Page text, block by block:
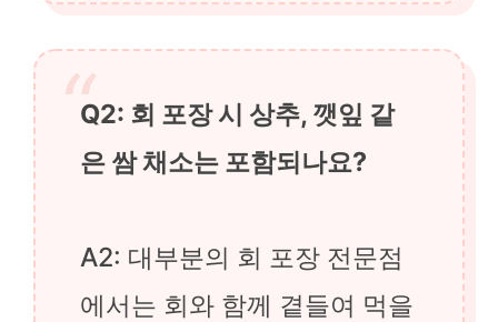
Q2: 회 포장 시 상추, 깻잎 같
은 쌈 채소는 포함되나요?
A2: 대부분의 회 포장 전문점
에서는 회와 함께 곁들여 먹을